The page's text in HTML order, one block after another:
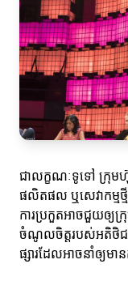
ជាលក្ខណៈទូទៅ ក្រុមហ៊ុ
ផលិតផល ឬសេវាកម្មថ្
ការប្រកួតអាចជួយឲ្
ចំណូលចិត្តរបស់អតិថិជន។
ផ្សារដែលអាចនាំឲ្យម